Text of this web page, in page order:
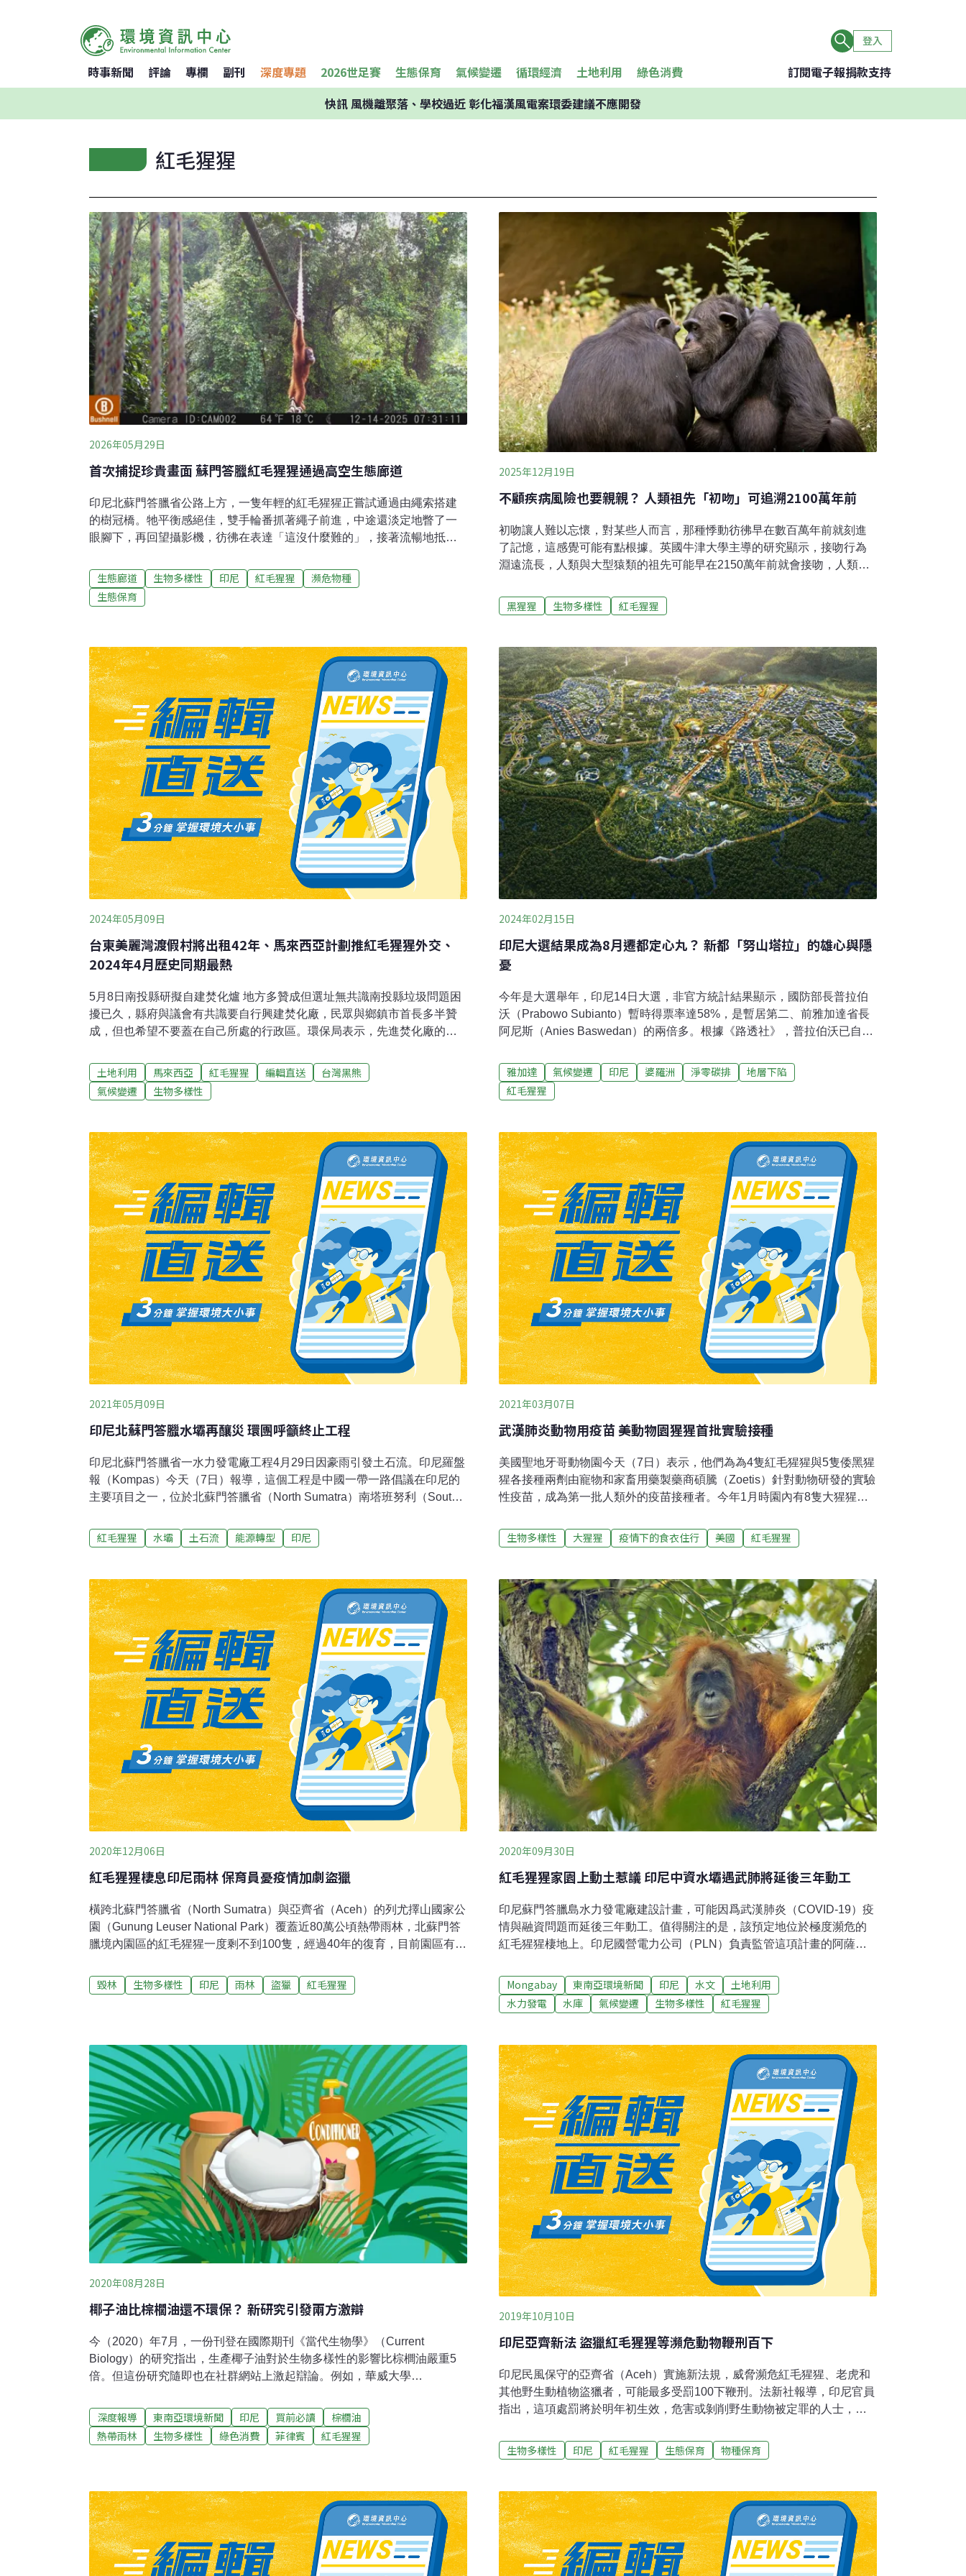
登入
時事新聞 評論 專欄 副刊 深度專題 2026世足賽 生態保育 氣候變遷 循環經濟 土地利用 綠色消費 訂閱電子報捐款支持
快訊風機離聚落、學校過近 彰化福漢風電案環委建議不應開發
紅毛猩猩
2026年05月29日
首次捕捉珍貴畫面 蘇門答臘紅毛猩猩通過高空生態廊道
印尼北蘇門答臘省公路上方，一隻年輕的紅毛猩猩正嘗試通過由繩索搭建
的樹冠橋。牠平衡感絕佳，雙手輪番抓著繩子前進，中途還淡定地瞥了一
眼腳下，再回望攝影機，彷彿在表達「這沒什麼難的」，接著流暢地抵達
的瀕危物種紅毛猩猩曾廣泛分布在南亞，如今已極度瀕危，僅存於蘇門答
臘和婆羅洲。紅毛猩猩共分三種，婆羅洲猩猩（Pongo pygmaeus）剩10
萬多隻、蘇門答臘猩猩（Pongo abelii）少於1萬4000隻，而塔巴努里猩猩
植高價值的經濟作物，大量砍伐雨林，造成紅毛猩猩的族群數量急遽下
滑。為了讓鄉村地區居民能更方便地就醫、上學、生活採買，2023年，蘇
門答臘帕克帕克·巴拉特地區（Pakpa
生態廊道 生物多樣性 印尼 紅毛猩猩
瀕危物種
生態保育
2025年12月19日
不顧疾病風險也要親親？ 人類祖先「初吻」可追溯2100萬年前
初吻讓人難以忘懷，對某些人而言，那種悸動彷彿早在數百萬年前就刻進
了記憶，這感覺可能有點根據。英國牛津大學主導的研究顯示，接吻行為
淵遠流長，人類與大型猿類的祖先可能早在2150萬年前就會接吻，人類近
究古生物可看化石，但古生物的接吻該如何研究？牛津大學演化生物學教
授韋斯特（Stuart West）解釋，藉由演化生物學與行為數據的整合，便能
團隊將「接吻」定義為非攻擊性、口對口接觸且不涉及食物傳遞的行為。
他們在文獻中爬梳現代靈長類接吻的觀察資料，並聚焦在非洲、歐洲和亞
洲演化而來的猿猴。隨後，他們進行親緣演化學分析（phylogenetic
analysis），將接吻視為一種性狀（trait），描繪出靈長類動物的親緣演化
樹。研究團隊採用貝氏模型（Bayesian
黑猩猩 生物多樣性 紅毛猩猩
2024年05月09日
台東美麗灣渡假村將出租42年、馬來西亞計劃推紅毛猩猩外交、
2024年4月歷史同期最熱
5月8日南投縣研擬自建焚化爐 地方多贊成但選址無共識南投縣垃圾問題困
擾已久，縣府與議會有共識要自行興建焚化廠，民眾與鄉鎮市首長多半贊
成，但也希望不要蓋在自己所處的行政區。環保局表示，先進焚化廠的廢
持。（公視新聞網報導）台灣黑熊誤觸陷阱已六死 監院促農業部原民會改
進監委趙永清、浦忠成8日指出，近五年已發生25件台灣黑熊救傷案例，其
中18件為受困套索陷阱，並造成六件死亡，呼籲農業部、原民會應合作策
住民族視為神獸，違反原住民族狩獵與傳統慣習是抵觸文化禁忌脫序的違
法行為， 原民會應積極導正；而農業部應就改良式獵具換發、陷阱口徑與
尺寸等規範與修法進程。（中央社報導）
土地利用 馬來西亞 紅毛猩猩 編輯直送
台灣黑熊
氣候變遷
生物多樣性
2024年02月15日
印尼大選結果成為8月遷都定心丸？ 新都「努山塔拉」的雄心與隱
憂
今年是大選舉年，印尼14日大選，非官方統計結果顯示，國防部長普拉伯
沃（Prabowo Subianto）暫時得票率達58%，是暫居第二、前雅加達省長
阿尼斯（Anies Baswedan）的兩倍多。根據《路透社》，普拉伯沃已自行
兩組人馬在選前展現絕然不同的態度。普拉伯沃支持遷都，阿尼斯卻希望
均衡發展14個城市，不要將所有資源投注在新首都。大選結果可望讓遷都
計畫順利進行。2024遷都大計遇上政權換手 民間投資縮手觀望印尼首都雅
會圈人口超過3000萬人。人口過度集中，超抽地下水、交通污染等造成沈
重負荷。雪上加霜的是，這座城市正在下沉中。專家估計，2050年以前，
北雅加達約95%地區將會沉沒。
雅加達 氣候變遷 印尼 婆羅洲 淨零碳排
地層下陷
紅毛猩猩
2021年05月09日
印尼北蘇門答臘水壩再釀災 環團呼籲終止工程
印尼北蘇門答臘省一水力發電廠工程4月29日因豪雨引發土石流。印尼羅盤
報（Kompas）今天（7日）報導，這個工程是中國一帶一路倡議在印尼的
主要項目之一，位於北蘇門答臘省（North Sumatra）南塔班努利（South
生土石流意外，造成一名中國工人死亡。國際環境組織非凡地球印尼分會
（Mighty Earth Indonesia）總監阿曼達（Amanda Hurowitz）向羅盤報指
地形及排水不良等問題，遇雨容易發生土石流。該地區也是瀕臨絕種的塔
巴努里猩猩（Tapanuli orangutan）棲息地。塔巴努里紅毛猩猩是全球最稀
有的紅毛猩猩種類，目前僅剩約800隻。針對這起土石流意外，北蘇門答臘
水力資源公司網站新聞稿指出，當地政府已說明，這
紅毛猩猩 水壩 土石流 能源轉型 印尼
2021年03月07日
武漢肺炎動物用疫苗 美動物園猩猩首批實驗接種
美國聖地牙哥動物園今天（7日）表示，他們為為4隻紅毛猩猩與5隻倭黑猩
猩各接種兩劑由寵物和家畜用藥製藥商碩騰（Zoetis）針對動物研發的實驗
性疫苗，成為第一批人類外的疫苗接種者。今年1月時園內有8隻大猩猩疑
園方推定牠們在稍早染疫痊癒後已有抗體。這是目前為止新型冠狀病毒能
傳染給大型猿猴的首例，而當時工作人員都有使用個人防護裝備，大猩猩
（Winston）先前染疫且病況嚴重，在接受最先進的合成抗體治療後才康
復。跟那些猩猩施打的疫苗一樣，治療溫斯敦的藥物也是專門供動物，沒
辦法供人類使用。
生物多樣性 大猩猩 疫情下的食衣住行 美國 紅毛猩猩
2020年12月06日
紅毛猩猩棲息印尼雨林 保育員憂疫情加劇盜獵
橫跨北蘇門答臘省（North Sumatra）與亞齊省（Aceh）的列尤擇山國家公
園（Gunung Leuser National Park）覆蓋近80萬公頃熱帶雨林，北蘇門答
臘境內園區的紅毛猩猩一度剩不到100隻，經過40年的復育，目前園區有約
瓦揚（Wayan Dadu）接受中央社記者訪問時表示，疫情爆發後國家公園至
今仍未對外開放，衝擊經濟及民眾生計，短時間內可能難以復甦。這也讓
民禮鎮（Binjai）等地。瓦揚表示，園區面積廣，保育站只有40名森林警察
巡守，人員有限無法24小時輪班。加上盜獵集團的通訊設備都很先進，常
在森林警察抵達前先一步攔截到消息安全脫逃。森林警察抵達後，只看到
他們留
毀林 生物多樣性 印尼 雨林 盜獵 紅毛猩猩
2020年09月30日
紅毛猩猩家園上動土惹議 印尼中資水壩遇武肺將延後三年動工
印尼蘇門答臘島水力發電廠建設計畫，可能因爲武漢肺炎（COVID-19）疫
情與融資問題而延後三年動工。值得關注的是，該預定地位於極度瀕危的
紅毛猩猩棲地上。印尼國營電力公司（PLN）負責監管這項計畫的阿薩德
公司（PT North Sumatra Hydro Eenergy，簡稱NSHE）的合約，巴丹托魯
電廠建設計畫原訂於2022年動工。「但現在這項計畫可能會延到2025年動
工，主要是因為提供貸款的中國銀行（Bank of China）因環境顧慮與疫情
（drawdown）指的是企業取得完成專案所需的部分資金，其餘資金則會在
專案建設過程中陸續支付。這項計畫的經費規模預計為16億8000萬美元，
須透過股權與借款的方式融資。水壩恐毀極危紅毛猩猩棲地 二銀行撤資
Mongabay 東南亞環境新聞 印尼 水文
土地利用
水力發電
水庫 氣候變遷 生物多樣性 紅毛猩猩
2020年08月28日
椰子油比棕櫚油還不環保？ 新研究引發兩方激辯
今（2020）年7月，一份刊登在國際期刊《當代生物學》（Current
Biology）的研究指出，生產椰子油對於生物多樣性的影響比棕櫚油嚴重5
倍。但這份研究隨即也在社群網站上激起辯論。例如，華威大學
推特（Twitter）上諷刺：「親愛的伐木公司，若您需要正當化自己在亞馬
遜和東南亞國家做的那些壞事，或是需要反駁自然保育團體對您提出的批
評或法律行動，那這份刊登在當代生物學期刊的研究，就是您所需要
深度報導 東南亞環境新聞 印尼 買前必讀
棕櫚油
熱帶雨林
生物多樣性 綠色消費 菲律賓 紅毛猩猩
2019年10月10日
印尼亞齊新法 盜獵紅毛猩猩等瀕危動物鞭刑百下
印尼民風保守的亞齊省（Aceh）實施新法規，威脅瀕危紅毛猩猩、老虎和
其他野生動植物盜獵者，可能最多受罰100下鞭刑。法新社報導，印尼官員
指出，這項處罰將於明年初生效，危害或剝削野生動物被定罪的人士，可
務人員怠忽職守，基於動物保護遭到控訴，可能遭受多達60下鞭打。亞齊
省議員努扎里（Nurzahri）今天（4日）告訴法新社，維護自然及其平衡是
答臘猩猩、犀牛、大象及老虎等動物的棲息地。印尼是全球穆斯林人口最
多的國家，亞齊省是該國唯一實施伊斯蘭教法的地區。公開鞭打在保守的
亞齊省是常見懲罰，處罰對象包括賭博、飲酒、同性或婚前性行為者。
生物多樣性 印尼 紅毛猩猩 生態保育 物種保育